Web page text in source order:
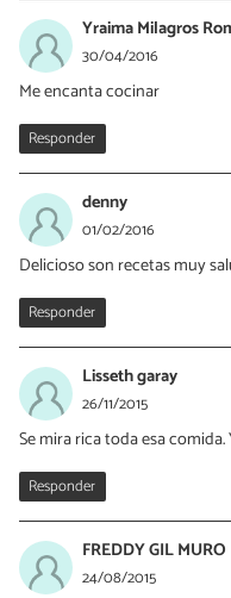
Yraima Milagros
30/04/2016
Me encanta cocinar
Responder
denny
01/02/2016
Delicioso son recetas muy
Responder
Lisseth garay
26/11/2015
Se mira rica toda esa
Responder
FREDDY GIL MURO
24/08/2015